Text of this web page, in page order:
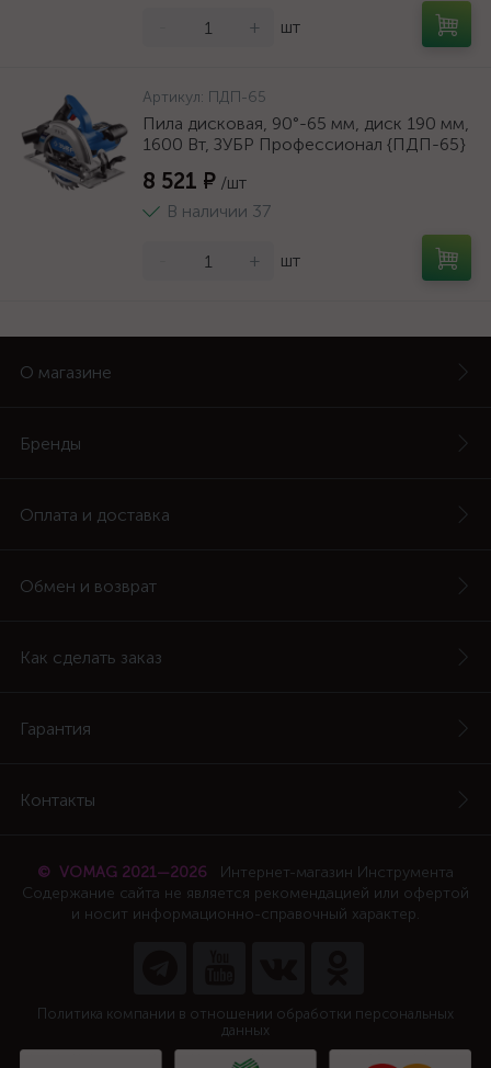
+ шт
Артикул: ПДП-65
Пила дисковая, 90°-65 мм, диск 190 мм,
1600 Вт, ЗУБР Профессионал {ПДП-65}
8 521 ₽ /шт
В наличии 37
+ шт
О магазине
Бренды
Оплата и доставка
Обмен и возврат
Как сделать заказ
Гарантия
Контакты
© VOMAG 2021—2026
Интернет-магазин Инструмента
Содержание сайта не является рекомендацией или офертой
и носит информационно-справочный характер.
Политика компании в отношении обработки персональных
данных